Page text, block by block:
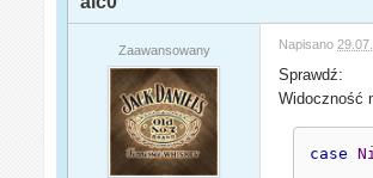
Zaawansowany Napisano
Sprawdź:
Widoczność
case